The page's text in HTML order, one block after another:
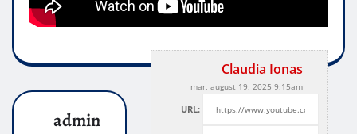
Claudia Ionas
mar, august 19, 2025 9:15am
URL:
admin